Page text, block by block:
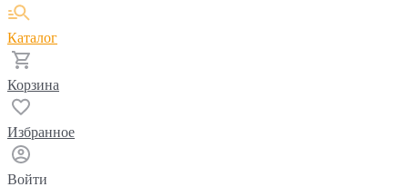
Каталог
Корзина
Избранное
Войти